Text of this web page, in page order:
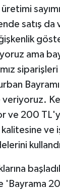
satış da
ama
Bayramı
ve 200
kalitesine ve
'Bayrama